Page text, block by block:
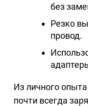
без
Резко
провод.
Из личного
почти всегда